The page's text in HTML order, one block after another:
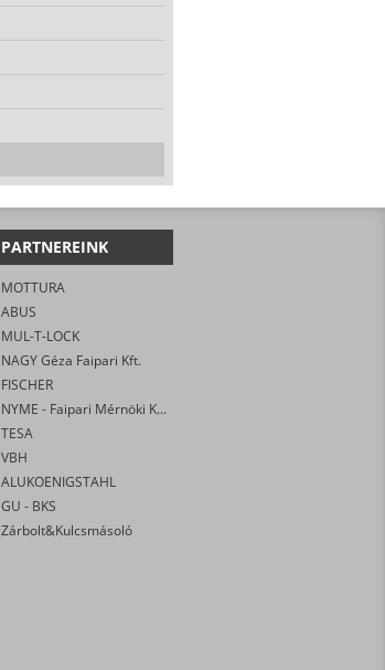
PARTNEREINK
MOTTURA
ABUS
MUL-T-LOCK
NAGY Géza Faipari Kft.
FISCHER
NYME - Faipari Mérnöki Kar
TESA
VBH
ALUKOENIGSTAHL
GU - BKS
Zárbolt&Kulcsmásoló